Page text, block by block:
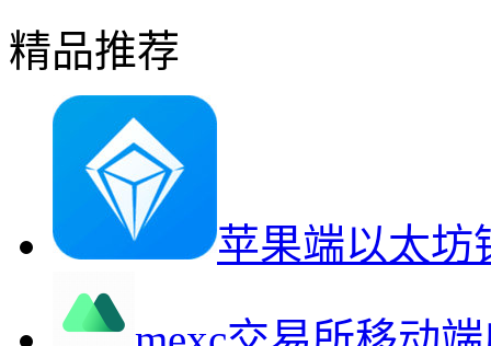
精品推荐
苹果端以太坊